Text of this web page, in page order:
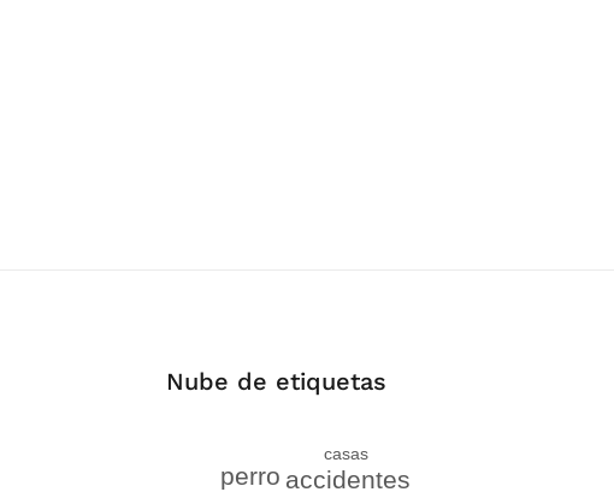
Nube de etiquetas
accidentes
perro
casas